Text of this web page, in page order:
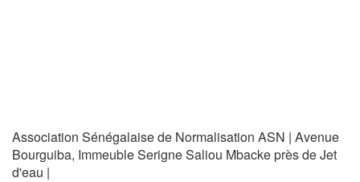
Association Sénégalaise de Normalisation ASN | Avenue
Bourguiba, Immeuble Serigne Saliou Mbacke près de Jet
d'eau |